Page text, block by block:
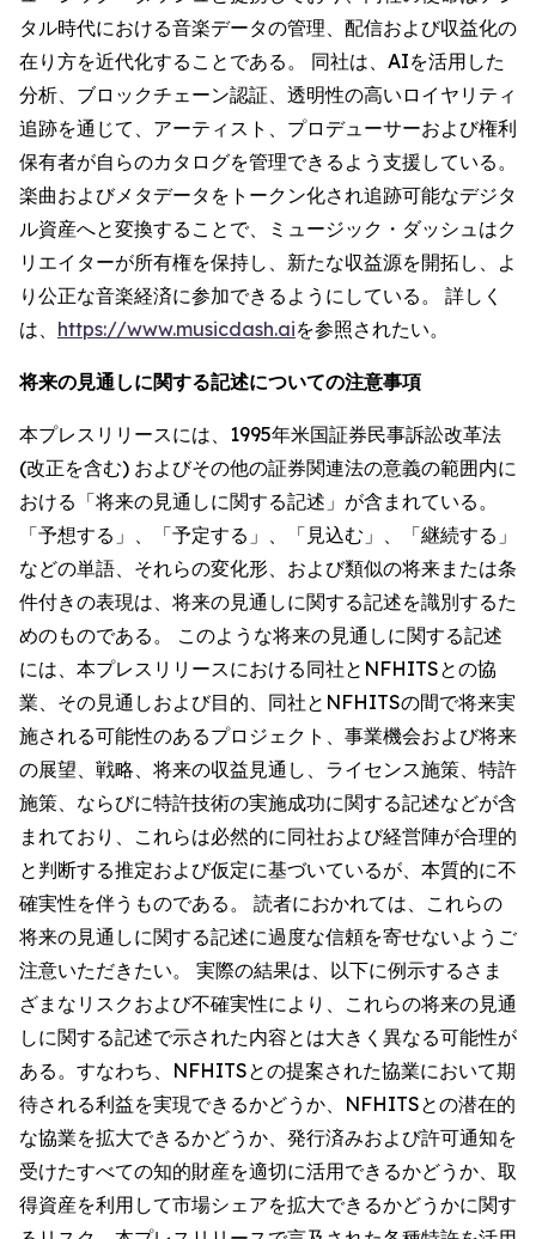
タル時代における音楽データの管理、配信および収益化の
在り方を近代化することである。 同社は、AIを活用した
分析、ブロックチェーン認証、透明性の高いロイヤリティ
追跡を通じて、アーティスト、プロデューサーおよび権利
保有者が自らのカタログを管理できるよう支援している。
楽曲およびメタデータをトークン化され追跡可能なデジタ
ル資産へと変換することで、ミュージック・ダッシュはク
リエイターが所有権を保持し、新たな収益源を開拓し、よ
り公正な音楽経済に参加できるようにしている。 詳しく
は、 https://www.musicdash.aiを参照されたい。
将来の見通しに関する記述についての注意事項
本プレスリリースには、1995年米国証券民事訴訟改革法
(改正を含む) およびその他の証券関連法の意義の範囲内に
おける「将来の見通しに関する記述」が含まれている。
「予想する」、「予定する」、「見込む」、「継続する」
などの単語、それらの変化形、および類似の将来または条
件付きの表現は、将来の見通しに関する記述を識別するた
めのものである。 このような将来の見通しに関する記述
には、本プレスリリースにおける同社とNFHITSとの協
業、その見通しおよび目的、同社とNFHITSの間で将来実
施される可能性のあるプロジェクト、事業機会および将来
の展望、戦略、将来の収益見通し、ライセンス施策、特許
施策、ならびに特許技術の実施成功に関する記述などが含
まれており、これらは必然的に同社および経営陣が合理的
と判断する推定および仮定に基づいているが、本質的に不
確実性を伴うものである。 読者におかれては、これらの
将来の見通しに関する記述に過度な信頼を寄せないようご
注意いただきたい。 実際の結果は、以下に例示するさま
ざまなリスクおよび不確実性により、これらの将来の見通
しに関する記述で示された内容とは大きく異なる可能性が
ある。すなわち、NFHITSとの提案された協業において期
待される利益を実現できるかどうか、NFHITSとの潜在的
な協業を拡大できるかどうか、発行済みおよび許可通知を
受けたすべての知的財産を適切に活用できるかどうか、取
得資産を利用して市場シェアを拡大できるかどうかに関す